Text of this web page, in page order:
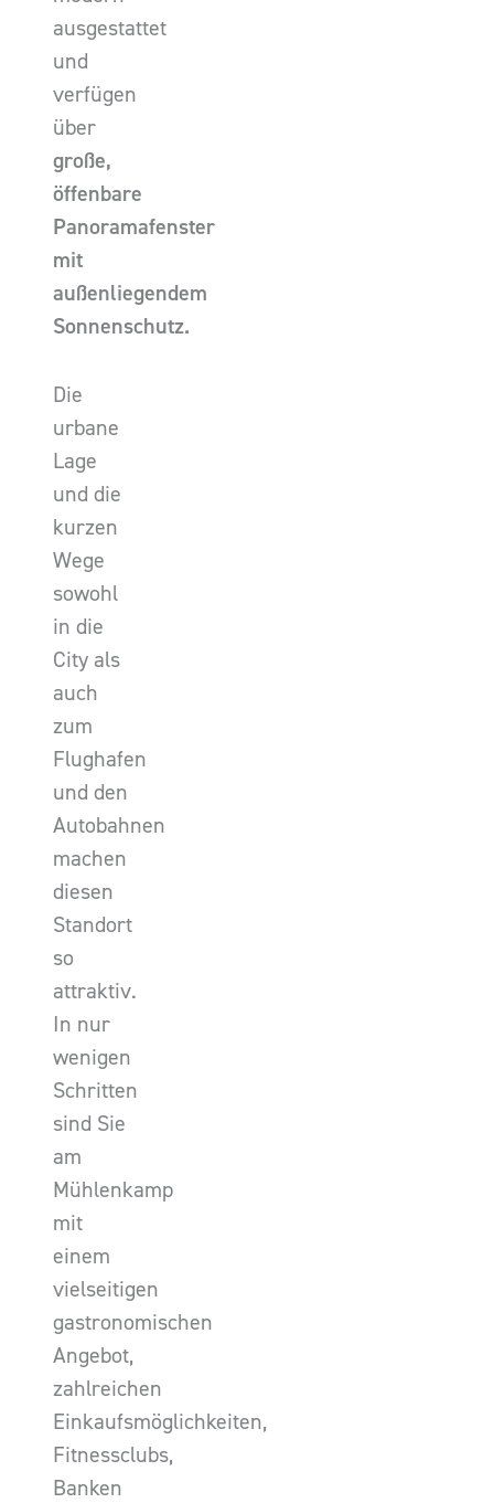
ausgestattet
und
verfügen
über
große,
öffenbare
Panoramafenster
mit
außenliegendem
Sonnenschutz.
Die
urbane
Lage
und die
kurzen
Wege
sowohl
in die
City als
auch
zum
Flughafen
und den
Autobahnen
machen
diesen
Standort
so
attraktiv.
In nur
wenigen
Schritten
sind Sie
am
Mühlenkamp
mit
einem
vielseitigen
gastronomischen
Angebot,
zahlreichen
Einkaufsmöglichkeiten,
Fitnessclubs,
Banken